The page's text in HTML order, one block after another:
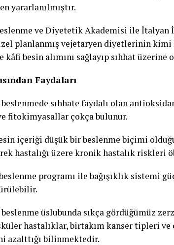
yararlanılmıştır.
ve Diyetetik Akademisi ile İtalyan
planlanmış vejetaryen diyetlerinin kimi
kâfi besin alımını sağlayıp sıhhat
Faydaları
sıhhate faydalı olan
fitokimyasallar çokça bulunur.
içeriği düşük bir beslenme biçimi
hastalığı üzere kronik hastalık riskleri
programı ile bağışıklık sistemi
üslubunda sıkça gördüğümüz
hastalıklar, birtakım kanser tipleri ve
azalttığı bilinmektedir.